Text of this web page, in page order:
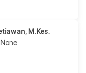
M.Kes.